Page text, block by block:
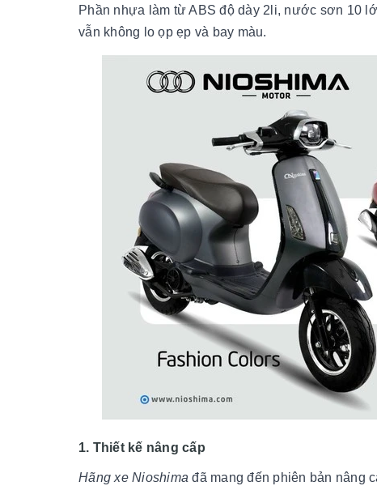
Phần nhựa làm từ ABS độ dày 2li, nước sơn 10
vẫn không lo ọp ẹp và bay màu.
1. Thiết kế nâng cấp
Hãng xe Nioshima đã mang đến phiên bản nâng